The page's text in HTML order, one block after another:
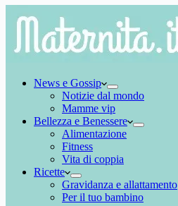
News e Gossip
Notizie dal mondo
Mamme vip
Bellezza e Benessere
Alimentazione
Fitness
Vita di coppia
Ricette
Gravidanza e allattamento
Per il tuo bambino